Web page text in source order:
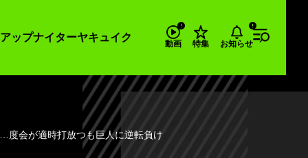
ップナイターヤキュイク
動画 特集 お知らせ
度会が適時打放つも巨人に逆転負け